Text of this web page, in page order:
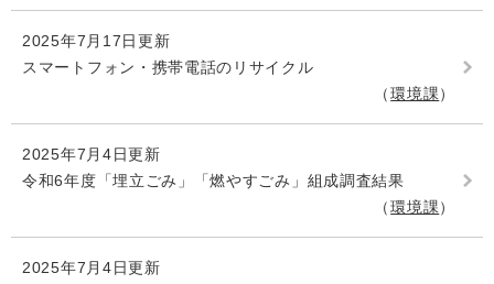
2025年7月17日更新
スマートフォン・携帯電話のリサイクル
環境課
2025年7月4日更新
令和6年度「埋立ごみ」「燃やすごみ」組成調査結果
環境課
2025年7月4日更新